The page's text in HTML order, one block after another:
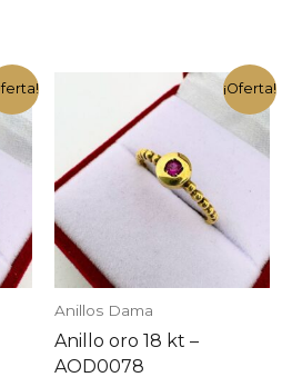
¡Oferta!
Anillos Dama
Anillo oro 18 kt –
AOD0078